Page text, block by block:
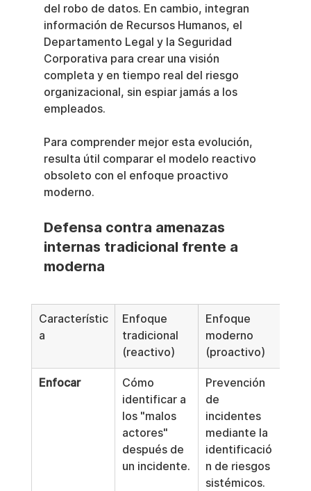
del robo de datos. En cambio, integran
información de Recursos Humanos, el
Departamento Legal y la Seguridad
Corporativa para crear una visión
completa y en tiempo real del riesgo
organizacional, sin espiar jamás a los
empleados.
Para comprender mejor esta evolución,
resulta útil comparar el modelo reactivo
obsoleto con el enfoque proactivo
moderno.
Defensa contra amenazas
internas tradicional frente a
moderna
Característic
a
Enfoque
tradicional
(reactivo)
Enfoque
moderno
(proactivo)
Enfocar
Cómo
identificar a
los "malos
actores"
después de
un incidente.
Prevención
de
incidentes
mediante la
identificació
n de riesgos
sistémicos.